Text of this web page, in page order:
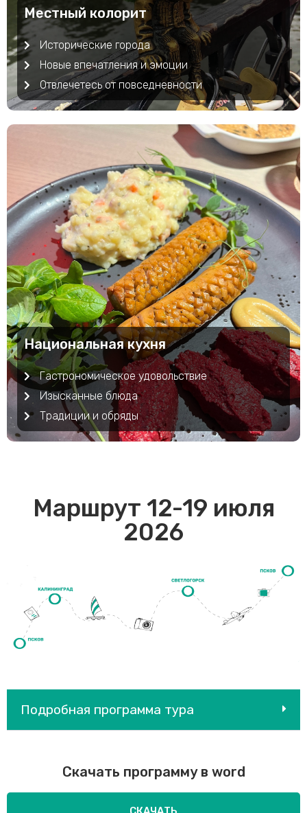
Местный колорит
Исторические города
Новые впечатления и эмоции
Отвлечетесь от повседневности
Национальная кухня
Гастрономическое удовольствие
Изысканные блюда
Традиции и обряды
Маршрут 12-19 июля
2026
Подробная программа тура
Скачать программу в word